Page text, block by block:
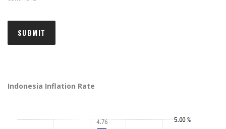
Indonesia Inflation Rate